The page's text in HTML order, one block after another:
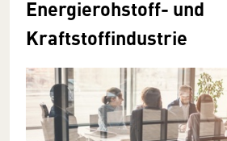
Energierohstoff- und
Kraftstoffindustrie